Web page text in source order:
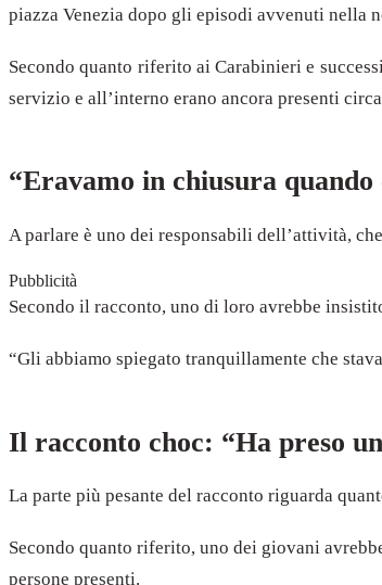
piazza Venezia dopo gli episodi avvenuti nella
Secondo quanto riferito ai Carabinieri e
servizio e all’interno erano ancora presenti
“Eravamo in chiusura
A parlare è uno dei responsabili dell’attività,
Pubblicità
Secondo il racconto, uno di loro avrebbe
“Gli abbiamo spiegato tranquillamente che
Il racconto choc: “Ha preso
La parte più pesante del racconto riguarda
Secondo quanto riferito, uno dei giovani
persone presenti.